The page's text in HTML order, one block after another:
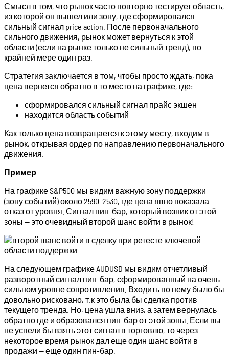
Смысл в том, что рынок часто повторно тестирует область,
из которой он вышел или зону, где сформировался
сильный сигнал price action. После первоначального
сильного движения, рынок может вернуться к этой
области (если на рынке только не сильный тренд), по
крайней мере один раз.
Стратегия заключается в том, чтобы просто ждать, пока
цена вернется обратно в то место на графике, где:
сформировался сильный сигнал прайс экшен
находится область событий
Как только цена возвращается к этому месту, входим в
рынок, открывая ордер по направлению первоначального
движения.
Пример
На графике S&P500 мы видим важную зону поддержки
(зону событий) около 2590-2530, где цена явно показала
отказ от уровня. Сигнал пин-бар, который возник от этой
зоны — это очевидный второй шанс войти в рынок!
На следующем графике AUDUSD мы видим отчетливый
разворотный сигнал пин-бар, сформированный на очень
сильном уровне сопротивления. Входить по нему было бы
довольно рисковано, т.к это была бы сделка против
текущего тренда. Но, цена ушла вниз, а затем вернулась
обратно где и образовался пин-бар от этой зоны. Если вы
не успели бы взять этот сигнал в торговлю, то через
некоторое время рынок дал еще один шанс войти в
продажи — еще один пин-бар.